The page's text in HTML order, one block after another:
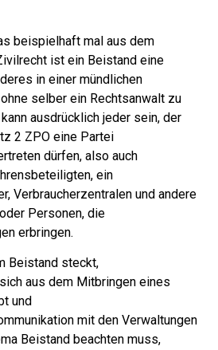
beispielhaft mal aus dem
ist ein Beistand eine
in einer mündlichen
selber ein Rechtsanwalt zu
ausdrücklich jeder sein, der
2 ZPO eine Partei
dürfen, also auch
ein
Verbraucherzentralen und andere
Personen, die
erbringen.
Beistand steckt,
aus dem Mitbringen eines
und
mit den Verwaltungen
Beistand beachten muss,